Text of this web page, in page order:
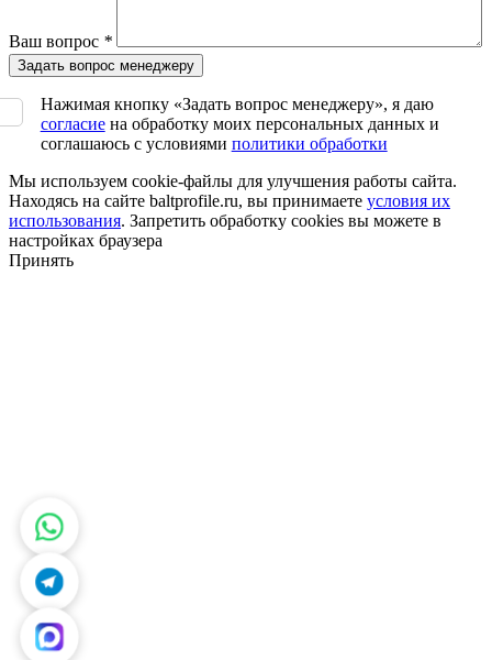
Ваш вопрос *
Нажимая кнопку «Задать вопрос менеджеру», я даю
согласиена обработку моих персональных данных и
соглашаюсь с условиями политики обработки
Мы используем cookie-файлы для улучшения работы сайта.
Находясь на сайте baltprofile.ru, вы принимаете условия их
использования. Запретить обработку cookies вы можете в
настройках браузера
Принять